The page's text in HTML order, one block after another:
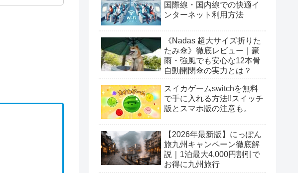
国際線・国内線での快適イ
ンターネット利用方法
《Nadas 超大サイズ折りた
たみ傘》徹底レビュー｜豪
雨・強風でも安心な12本骨
自動開閉傘の実力とは？
スイカゲームswitchを無料
で手に入れる方法!!スイッチ
版とスマホ版の注意も。
【2026年最新版】にっぽん
旅九州キャンペーン徹底解
説｜1泊最大4,000円割引で
お得に九州旅行